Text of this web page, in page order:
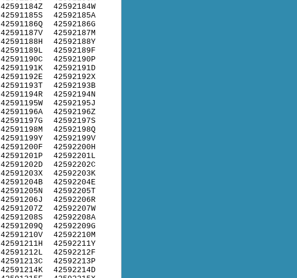
42591184Z
42591185S
42591186Q
42591187V
42591188H
42591189L
42591190C
42591191K
42591192E
42591193T
42591194R
42591195W
42591196A
42591197G
42591198M
42591199Y
42591200F
42591201P
42591202D
42591203X
42591204B
42591205N
42591206J
42591207Z
42591208S
42591209Q
42591210V
42591211H
42591212L
42591213C
42591214K
42592184W
42592185A
42592186G
42592187M
42592188Y
42592189F
42592190P
42592191D
42592192X
42592193B
42592194N
42592195J
42592196Z
42592197S
42592198Q
42592199V
42592200H
42592201L
42592202C
42592203K
42592204E
42592205T
42592206R
42592207W
42592208A
42592209G
42592210M
42592211Y
42592212F
42592213P
42592214D